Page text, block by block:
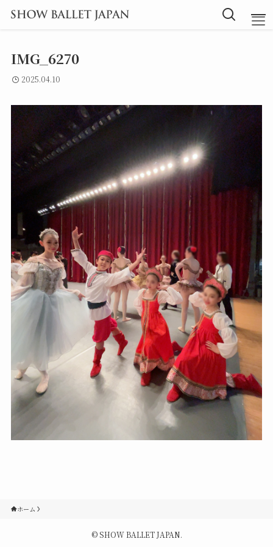
Message
Instructor
Lesson
探究型バレエ
Contact
Gallery
IMG_6270
2025.04.10
ホーム
©SHOW BALLET JAPAN.